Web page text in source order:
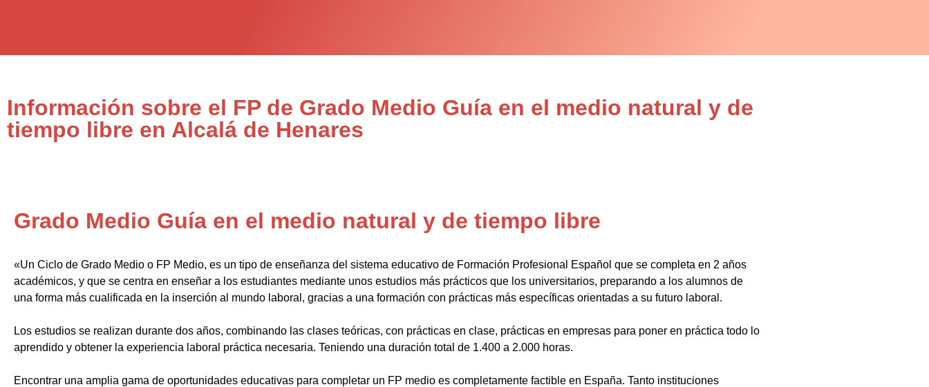
Información sobre el FP de Grado Medio Guía en el medio natural y de
tiempo libre en Alcalá de Henares
Grado Medio Guía en el medio natural y de tiempo libre
«Un Ciclo de Grado Medio o FP Medio, es un tipo de enseñanza del sistema educativo de Formación Profesional Español que se completa en 2 años
académicos, y que se centra en enseñar a los estudiantes mediante unos estudios más prácticos que los universitarios, preparando a los alumnos de
una forma más cualificada en la inserción al mundo laboral, gracias a una formación con prácticas más específicas orientadas a su futuro laboral.
Los estudios se realizan durante dos años, combinando las clases teóricas, con prácticas en clase, prácticas en empresas para poner en práctica todo lo
aprendido y obtener la experiencia laboral práctica necesaria. Teniendo una duración total de 1.400 a 2.000 horas.
Encontrar una amplia gama de oportunidades educativas para completar un FP medio es completamente factible en España. Tanto instituciones